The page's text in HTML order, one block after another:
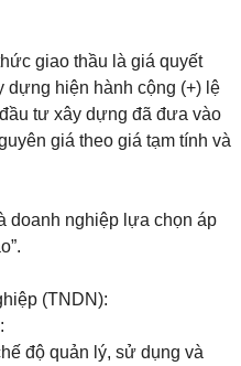
giao thầu là giá quyết
dựng hiện hành cộng (+) lệ
tư xây dựng đã đưa vào
giá theo giá tạm tính và
doanh nghiệp lựa chọn áp
(TNDN):
độ quản lý, sử dụng và